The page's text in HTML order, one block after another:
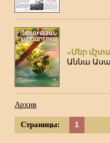
«Մեր
Աննա
Архив
Страницы: 1